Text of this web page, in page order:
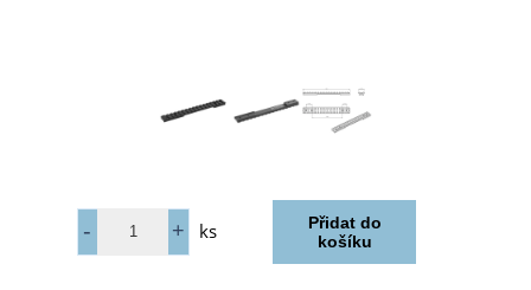
ks